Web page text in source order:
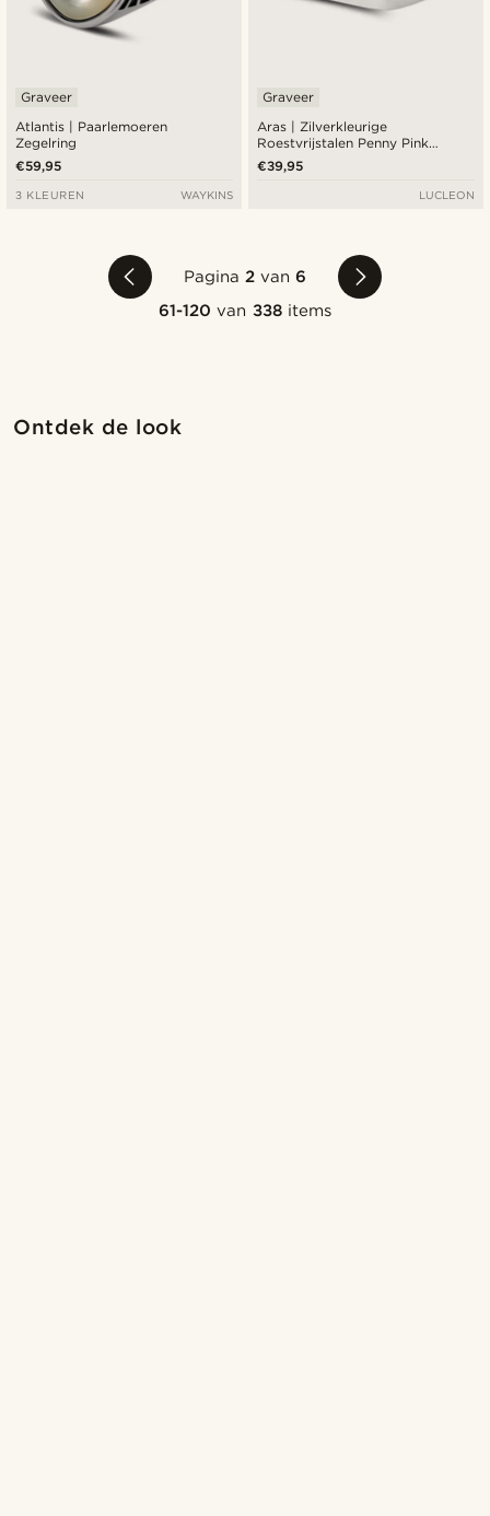
Atlantis | Paarlemoeren
Zegelring
Graveer
€59,95
3 KLEUREN WAYKINS
Aras | Zilverkleurige
Roestvrijstalen Penny Pink
Zegelring
Graveer
€39,95
LUCLEON
Pagina 2van6
61-120 van 338items
Ontdek de look